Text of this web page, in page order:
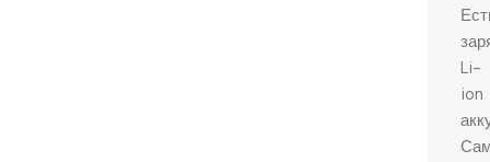
Li-
ion